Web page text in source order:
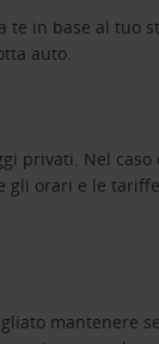
in base al
auto.
privati. Nel
orari e le
mantenere